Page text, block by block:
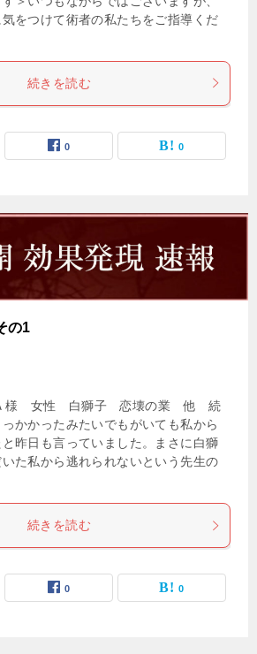
をつけて術者の私たちをご指導くだ
続きを読む
0 0
の1
様 女性 白獅子 恋壊の業 他 続
かかったみたいでもがいても私から
昨日も言っていました。まさに白獅
た私から逃れられないという先生の
続きを読む
0 0